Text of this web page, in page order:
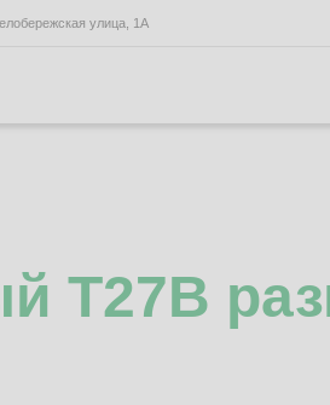
улица, 1А
Т27B